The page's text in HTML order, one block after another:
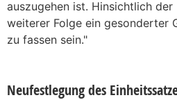
auszugehen ist. Hinsichtlich der
weiterer Folge ein gesonderter
zu fassen sein."
Neufestlegung des